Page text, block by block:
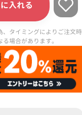
入れる
、タイミングによりご注文時
場合があります。